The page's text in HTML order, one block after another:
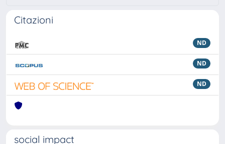
Citazioni
ND
ND
ND
social impact